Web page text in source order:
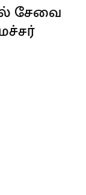
சேவை